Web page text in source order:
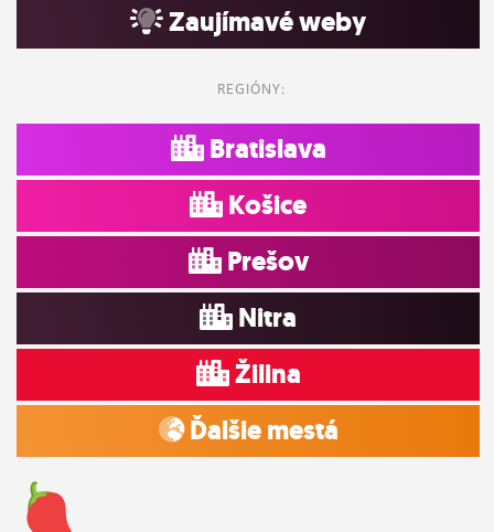
Zaujímavé weby
REGIÓNY:
Bratislava
Košice
Prešov
Nitra
Žilina
Ďalšie mestá